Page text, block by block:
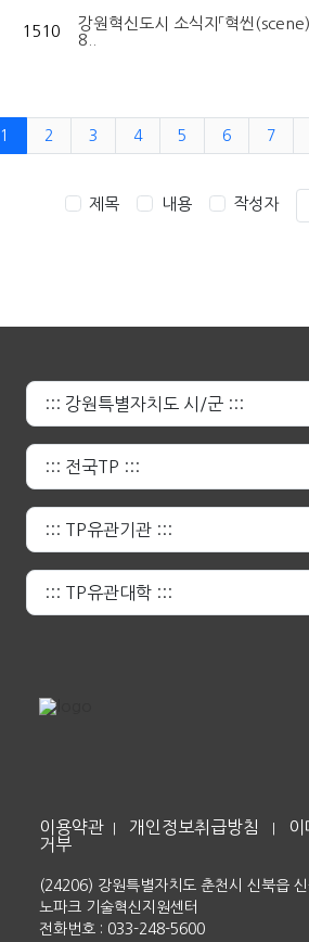
1510
강원혁신도시 소식지「혁씬(scene)
8..
1 2 3 4 5 6 7
제목 내용 작성자
이용약관 개인정보취급방침
거부
(24206) 강원특별자치도 춘천시 신북읍
노파크 기술혁신지원센터
전화번호 : 033-248-5600